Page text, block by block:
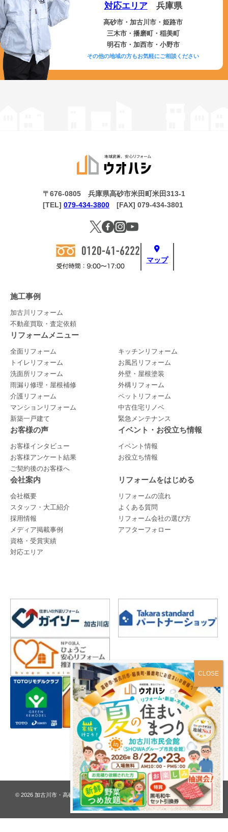
対応エリア兵庫県
高砂市・加古川市・姫路市
三木市・播磨町・稲美町
明石市・加西市・小野市
その他の地域の方もお気軽にご相談ください
マップ
〒676-0805 兵庫県高砂市米田町米田313-1
[TEL] 079-434-3800 [FAX] 079-434-3801
施工事例
加古川リフォーム
不動産買取・査定依頼
リフォームメニュー
全面リフォーム
キッチンリフォーム
トイレリフォーム
お風呂リフォーム
洗面所リフォーム
外壁・屋根塗装
雨漏り修理・屋根補修
外構リフォーム
介護リフォーム
ペットリフォーム
マンションリフォーム
中古住宅リノベ
新築一戸建て
緊急メンテナンス
お客様の声
お客様インタビュー
お客様アンケート結果
ご契約後のお客様へ
イベント・お役立ち情報
イベント情報
お役立ち情報
会社案内
会社概要
スタッフ・大工紹介
採用情報
メディア掲載事例
資格・受賞実績
対応エリア
リフォームをはじめる
リフォームの流れ
よくある質問
リフォーム会社の選び方
アフターフォロー
プライバシーポリシー
© 2026 加古川市・高砂市 夢リフォーム ウオハシ – 創業128年の老舗. All rights
reserved.